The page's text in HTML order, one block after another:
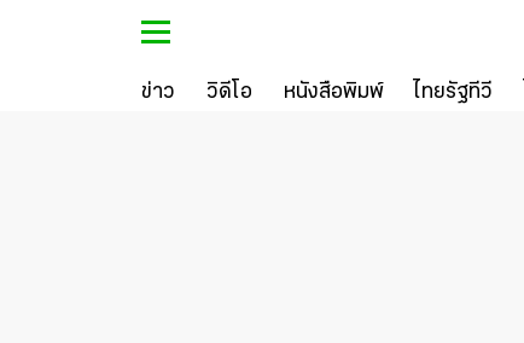
ข่าว วิดีโอ หนังสือพิมพ์ ไทยรัฐทีวี